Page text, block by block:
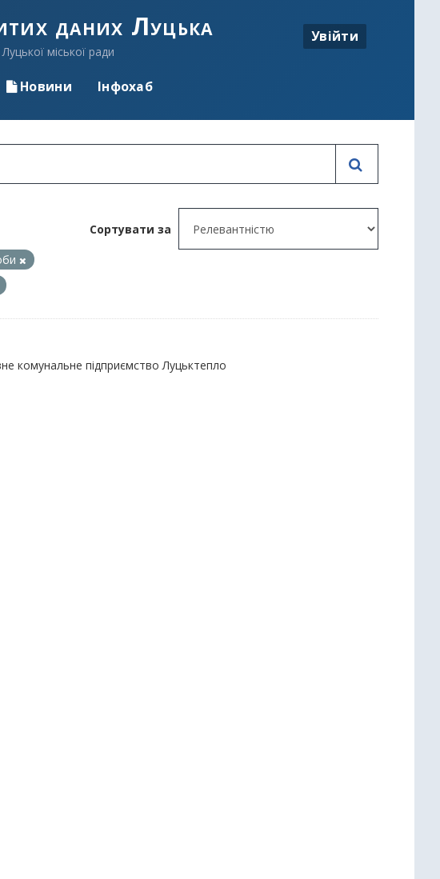
даних Луцька
міської ради
Увійти
Новини Інфохаб
Сортувати за
комунальне підприємство Луцьктепло